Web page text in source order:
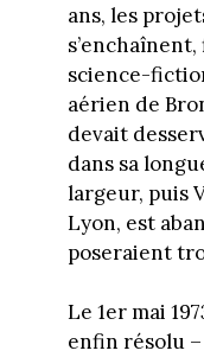
ans, les
science-
aérien de
devait
dans sa
largeur, puis
Lyon, est
poseraient
Le 1er mai
enfin résolu